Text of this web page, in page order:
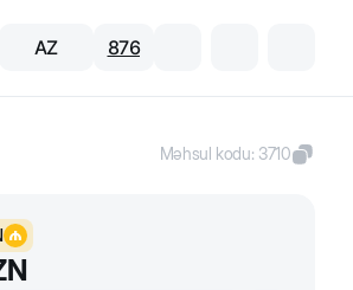
AZ 876
Məhsul kodu: 3710